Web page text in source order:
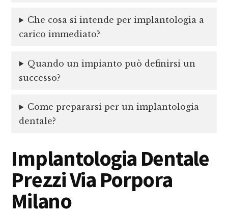
Che cosa si intende per implantologia a
carico immediato?
Quando un impianto può definirsi un
successo?
Come prepararsi per un implantologia
dentale?
Implantologia Dentale
Prezzi Via Porpora
Milano